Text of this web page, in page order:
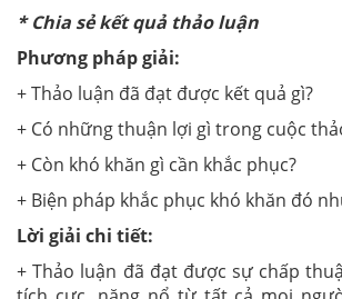
* Chia sẻ kết quả thảo luận
Phương pháp giải:
+ Thảo luận đã đạt được kết quả gì?
+ Có những thuận lợi gì trong cuộc
+ Còn khó khăn gì cần khắc phục?
+ Biện pháp khắc phục khó khăn đó
Lời giải chi tiết:
+ Thảo luận đã đạt được sự chấp